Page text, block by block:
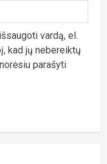
vardą, el.
kad jų nebereiktų
parašyti